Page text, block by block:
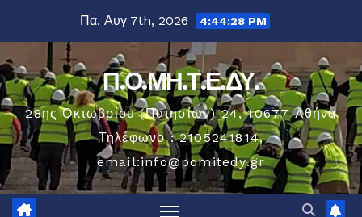
περιεχόμενο
Πα. Αυγ 7th, 2026 4:44:28 PM
Π.Ο.ΜΗ.Τ.Ε.ΔΥ.
28ης Οκτωβρίου (Πατησίων) 24, 10677 Aθήνα
Τηλέφωνο : 2105241814,
email:info@pomitedy.gr